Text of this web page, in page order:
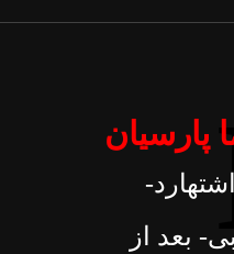
پارسیان
بعد از